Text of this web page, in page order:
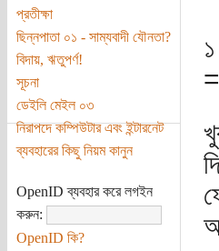
প্রতীক্ষা
ছিন্নপাতা ০১ - সাম্যবাদী যৌনতা?
বিদায়, ঋতুপর্ণ!
সূচনা
ডেইলি মেইল ০৩
নিরাপদে কম্পিউটার এবং ইন্টারনেট
ব্যবহারের কিছু নিয়ম কানুন
OpenID ব্যবহার করে লগইন
করুন:
OpenID কি?
১